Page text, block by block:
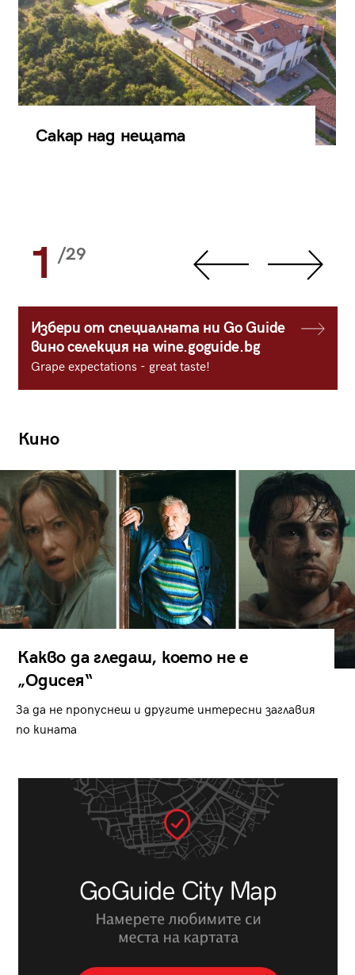
Сакар над нещата
1 /29
Избери от специалната ни Go Guide
вино селекция на wine.goguide.bg
Grape expectations - great taste!
Кино
Какво да гледаш, което не е
„Одисея“
За да не пропуснеш и другите интересни заглавия
по кината